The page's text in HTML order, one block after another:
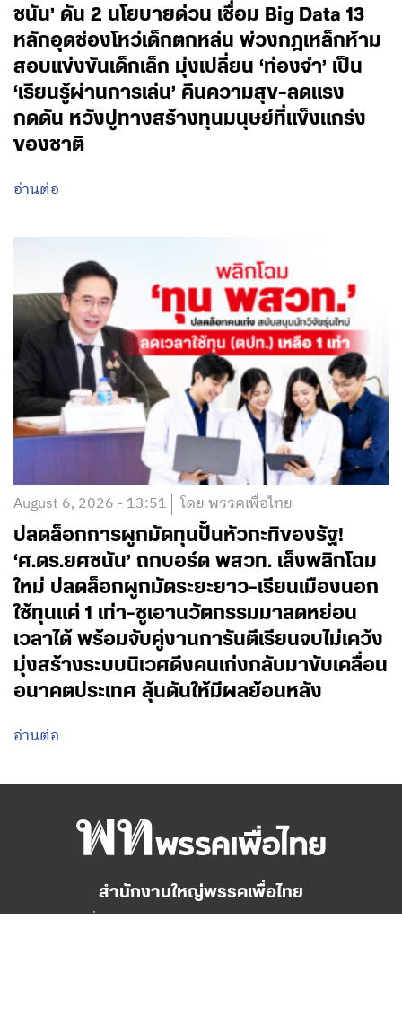
ชนัน’ ดัน 2 นโยบายด่วน เชื่อม Big Data 13
หลักอุดช่องโหว่เด็กตกหล่น พ่วงกฎเหล็กห้าม
สอบแข่งขันเด็กเล็ก มุ่งเปลี่ยน ‘ท่องจำ’ เป็น
‘เรียนรู้ผ่านการเล่น’ คืนความสุข-ลดแรง
กดดัน หวังปูทางสร้างทุนมนุษย์ที่แข็งแกร่ง
ของชาติ
อ่านต่อ
August 6, 2026 - 13:51 โดย พรรคเพื่อไทย
ปลดล็อกการผูกมัดทุนปั้นหัวกะทิของรัฐ!
‘ศ.ดร.ยศชนัน’ ถกบอร์ด พสวท. เล็งพลิกโฉม
ใหม่ ปลดล็อกผูกมัดระยะยาว-เรียนเมืองนอก
ใช้ทุนแค่ 1 เท่า-ชูเอานวัตกรรมมาลดหย่อน
เวลาได้ พร้อมจับคู่งานการันตีเรียนจบไม่เคว้ง
มุ่งสร้างระบบนิเวศดึงคนเก่งกลับมาขับเคลื่อน
อนาคตประเทศ ลุ้นดันให้มีผลย้อนหลัง
อ่านต่อ
สำนักงานใหญ่พรรคเพื่อไทย